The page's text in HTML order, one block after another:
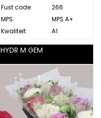
Fust code:
266
MPS:
MPS A+
Kwaliteit:
A1
HYDR M GEM